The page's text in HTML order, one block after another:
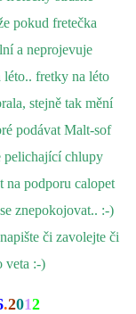
pokud fretečka
a neprojevuje
léto.. fretky na léto
stejně tak mění
podávat Malt-sof
pelichající chlupy
na podporu calopet
znepokojovat.. :-)
či zavolejte či
veta :-)
.2012